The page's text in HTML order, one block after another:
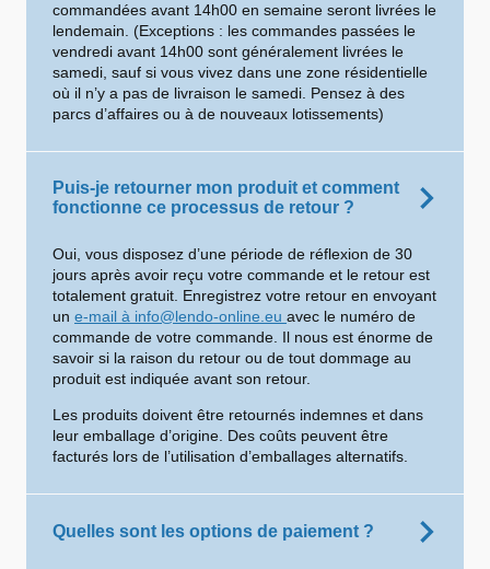
commandées avant 14h00 en semaine seront livrées le
lendemain. (Exceptions : les commandes passées le
vendredi avant 14h00 sont généralement livrées le
samedi, sauf si vous vivez dans une zone résidentielle
où il n’y a pas de livraison le samedi. Pensez à des
parcs d’affaires ou à de nouveaux lotissements)
Puis-je retourner mon produit et comment
fonctionne ce processus de retour ?
Oui, vous disposez d’une période de réflexion de 30
jours après avoir reçu votre commande et le retour est
totalement gratuit. Enregistrez votre retour en envoyant
un e-mail à info@lendo-online.eu avec le numéro de
commande de votre commande. Il nous est énorme de
savoir si la raison du retour ou de tout dommage au
produit est indiquée avant son retour.
Les produits doivent être retournés indemnes et dans
leur emballage d’origine. Des coûts peuvent être
facturés lors de l’utilisation d’emballages alternatifs.
Quelles sont les options de paiement ?